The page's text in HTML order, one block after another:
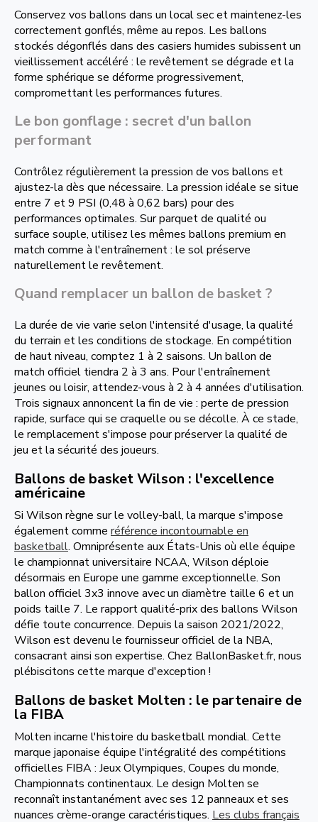
Conservez vos ballons dans un local sec et maintenez-les
correctement gonflés, même au repos. Les ballons
stockés dégonflés dans des casiers humides subissent un
vieillissement accéléré : le revêtement se dégrade et la
forme sphérique se déforme progressivement,
compromettant les performances futures.
Le bon gonflage : secret d'un ballon
performant
Contrôlez régulièrement la pression de vos ballons et
ajustez-la dès que nécessaire. La pression idéale se situe
entre 7 et 9 PSI (0,48 à 0,62 bars) pour des
performances optimales. Sur parquet de qualité ou
surface souple, utilisez les mêmes ballons premium en
match comme à l'entraînement : le sol préserve
naturellement le revêtement.
Quand remplacer un ballon de basket ?
La durée de vie varie selon l'intensité d'usage, la qualité
du terrain et les conditions de stockage. En compétition
de haut niveau, comptez 1 à 2 saisons. Un ballon de
match officiel tiendra 2 à 3 ans. Pour l'entraînement
jeunes ou loisir, attendez-vous à 2 à 4 années d'utilisation.
Trois signaux annoncent la fin de vie : perte de pression
rapide, surface qui se craquelle ou se décolle. À ce stade,
le remplacement s'impose pour préserver la qualité de
jeu et la sécurité des joueurs.
Ballons de basket Wilson : l'excellence
américaine
Si Wilson règne sur le volley-ball, la marque s'impose
également comme référence incontournable en
basketball. Omniprésente aux États-Unis où elle équipe
le championnat universitaire NCAA, Wilson déploie
désormais en Europe une gamme exceptionnelle. Son
ballon officiel 3x3 innove avec un diamètre taille 6 et un
poids taille 7. Le rapport qualité-prix des ballons Wilson
défie toute concurrence. Depuis la saison 2021/2022,
Wilson est devenu le fournisseur officiel de la NBA,
consacrant ainsi son expertise. Chez BallonBasket.fr, nous
plébiscitons cette marque d'exception !
Ballons de basket Molten : le partenaire de
la FIBA
Molten incarne l'histoire du basketball mondial. Cette
marque japonaise équipe l'intégralité des compétitions
officielles FIBA : Jeux Olympiques, Coupes du monde,
Championnats continentaux. Le design Molten se
reconnaît instantanément avec ses 12 panneaux et ses
nuances crème-orange caractéristiques. Les clubs français